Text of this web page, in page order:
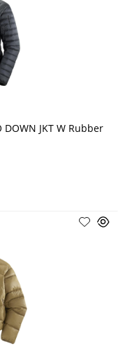
DOWN JKT W Rubber